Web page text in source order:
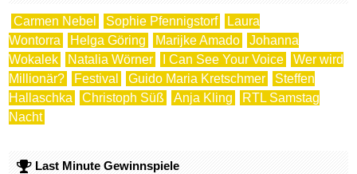
Carmen Nebel Sophie Pfennigstorf
Laura
Wontorra
Helga Göring Marijke Amado
Johanna
Wokalek
Natalia Wörner I Can See Your Voice
Wer wird
Millionär?
Festival Guido Maria Kretschmer
Steffen
Hallaschka
Christoph Süß Anja Kling
RTL Samstag
Nacht
Last Minute Gewinnspiele